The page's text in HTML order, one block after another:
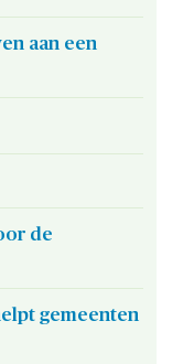
aan een
de
gemeenten